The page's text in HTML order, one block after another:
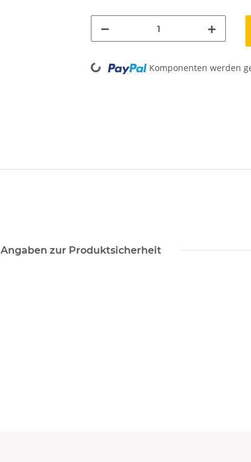
Loading... Komponenten werden
Angaben zur Produktsicherheit